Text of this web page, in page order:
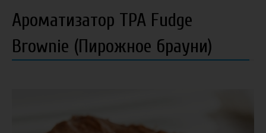
Ароматизатор TPA Fudge
Brownie (Пирожное брауни)